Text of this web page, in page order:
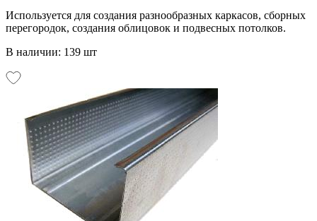
Используется для создания разнообразных каркасов, сборных
перегородок, создания облицовок и подвесных потолков.
В наличии: 139 шт